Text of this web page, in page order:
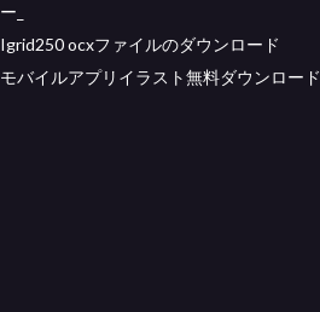
ー_
Igrid250 ocxファイルのダウンロード
モバイルアプリイラスト無料ダウンロード